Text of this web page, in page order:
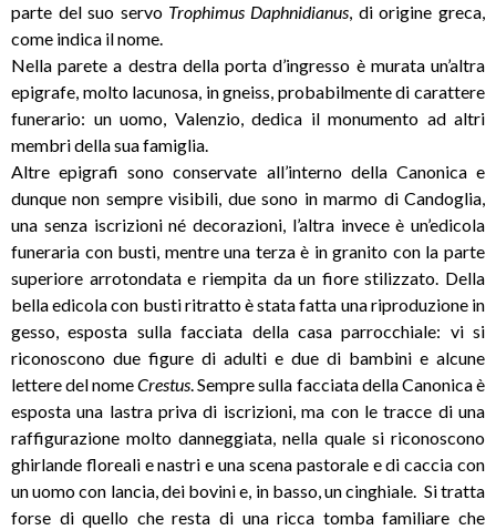
parte del suo servo Trophimus Daphnidianus, di origine greca,
come indica il nome.
Nella parete a destra della porta d’ingresso è murata un’altra
epigrafe, molto lacunosa, in gneiss, probabilmente di carattere
funerario: un uomo, Valenzio, dedica il monumento ad altri
membri della sua famiglia.
Altre epigrafi sono conservate all’interno della Canonica e
dunque non sempre visibili, due sono in marmo di Candoglia,
una senza iscrizioni né decorazioni, l’altra invece è un’edicola
funeraria con busti, mentre una terza è in granito con la parte
superiore arrotondata e riempita da un fiore stilizzato. Della
bella edicola con busti ritratto è stata fatta una riproduzione in
gesso, esposta sulla facciata della casa parrocchiale: vi si
riconoscono due figure di adulti e due di bambini e alcune
lettere del nomeCrestus. Sempre sulla facciata della Canonica è
esposta una lastra priva di iscrizioni, ma con le tracce di una
raffigurazione molto danneggiata, nella quale si riconoscono
ghirlande floreali e nastri e una scena pastorale e di caccia con
un uomo con lancia, dei bovini e, in basso, un cinghiale. Si tratta
forse di quello che resta di una ricca tomba familiare che